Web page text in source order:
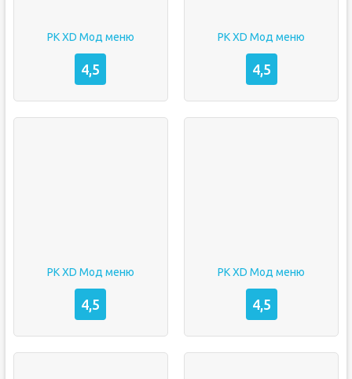
PK XD Мод меню
4,5
PK XD Мод меню
4,5
PK XD Мод меню
4,5
PK XD Мод меню
4,5